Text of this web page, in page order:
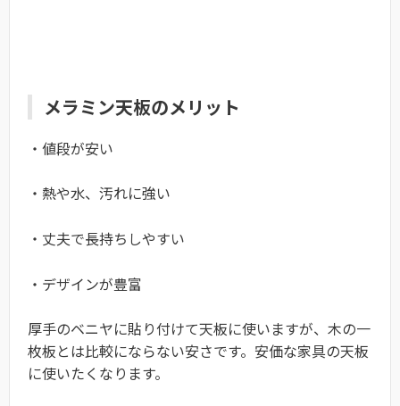
メラミン天板のメリット
・値段が安い
・熱や水、汚れに強い
・丈夫で長持ちしやすい
・デザインが豊富
厚手のベニヤに貼り付けて天板に使いますが、木の一
枚板とは比較にならない安さです。安価な家具の天板
に使いたくなります。